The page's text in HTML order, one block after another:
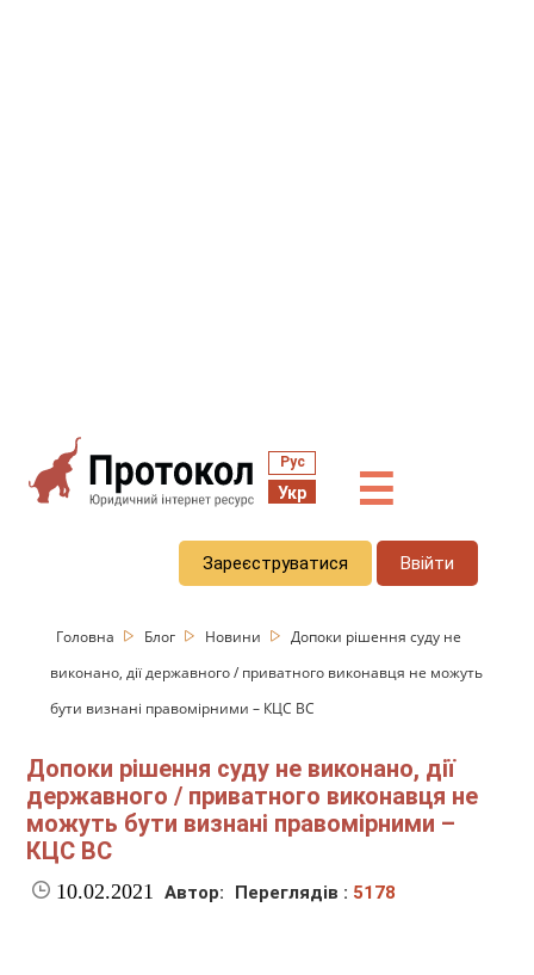
Рус
Укр ☰
Зареєструватися Ввійти
Головна Блог Новини
Допоки рішення суду не
виконано, дії державного / приватного виконавця не можуть
бути визнані правомірними – КЦС ВС
Допоки рішення суду не виконано, дії
державного / приватного виконавця не
можуть бути визнані правомірними –
КЦС ВС
10.02.2021 Автор: Переглядів : 5178